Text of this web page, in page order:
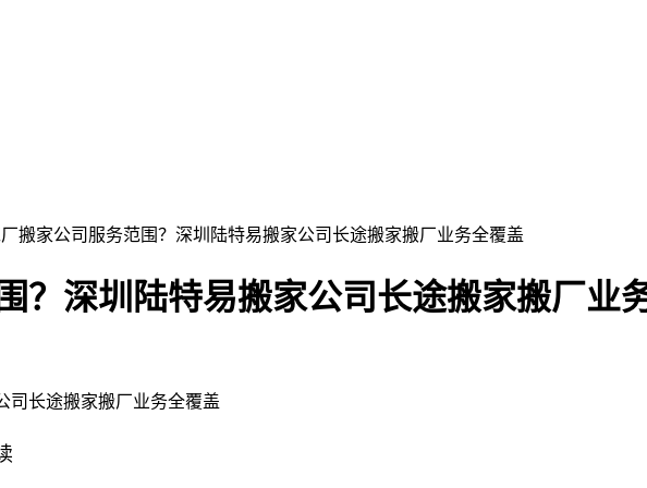
搬家公司服务范围？深圳陆特易搬家公司长途搬家搬厂业务全覆盖
？深圳陆特易搬家公司长途搬家搬厂业
司长途搬家搬厂业务全覆盖